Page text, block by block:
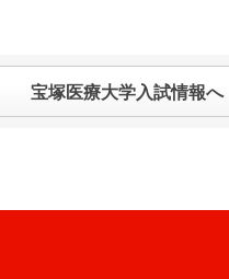
宝塚医療大学入試情報へ